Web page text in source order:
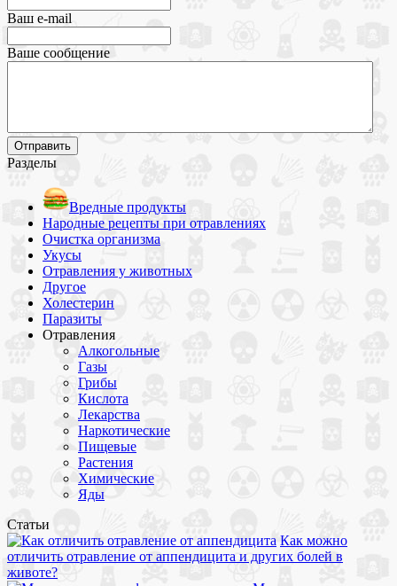
Ваш e-mail
Ваше сообщение
Разделы
Вредные продукты
Народные рецепты при отравлениях
Очистка организма
Укусы
Отравления у животных
Другое
Холестерин
Паразиты
Отравления
Алкогольные
Газы
Грибы
Кислота
Лекарства
Наркотические
Пищевые
Растения
Химические
Яды
Статьи
Как можно
отличить отравление от аппендицита и других болей в
животе?